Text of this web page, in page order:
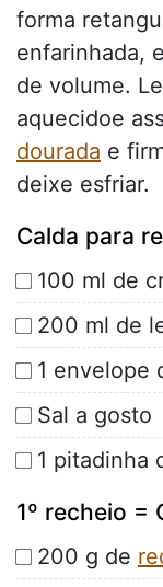
forma
enfarinhada,
de volume.
aquecidoe
dourada e
deixe esfriar.
Calda para
100 ml de
200 ml de
1 envelope
Sal a gosto
1 pitadinha
1º recheio =
200 g de